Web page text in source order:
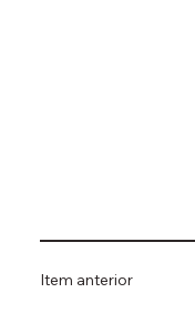
Item anterior